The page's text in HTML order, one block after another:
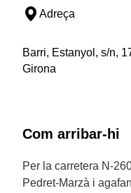
Adreça
Barri, Estanyol, s/n,
Girona
Com arribar-hi
Per la carretera N-
Pedret-Marzà i